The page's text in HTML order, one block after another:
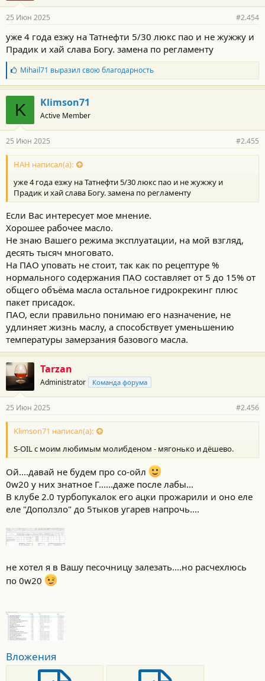
25 Июн 2025 #2.454
уже 4 года езжу на Татнефти 5/30 люкс пао и не жужжу и
Прадик и хай слава Богу. замена по регламенту
Б
л
а
г
о
д
а
н
о
с
и
:
Mihail71 выразил свою благодарность
K Klimson71
Active Member
25 Июн 2025 #2.455
НАН написал(а):
уже 4 года езжу на Татнефти 5/30 люкс пао и не жужжу и
Прадик и хай слава Богу. замена по регламенту
Если Вас интересует мое мнение.
Хорошее рабочее масло.
Не знаю Вашего режима эксплуатации, на мой взгляд,
десять тысяч многовато.
На ПАО уповать не стоит, так как по рецептуре %
нормального содержания ПАО составляет от 5 до 15% от
общего объёма масла остальное гидрокрекинг плюс
пакет присадок.
ПАО, если правильно понимаю его назначение, не
удлиняет жизнь маслу, а способствует уменьшению
температуры замерзания базового масла.
Tarzan
Administrator Команда форума
25 Июн 2025 #2.456
Klimson71 написал(а):
S-OIL с моим любимым молибденом - мягонько и дёшево.
Ой....давай не будем про со-ойл
0w20 у них знатное Г......даже после лабы...
В клубе 2.0 турбопукалок его ацки прожарили и оно еле
еле "Доползло" до 5тыков угарев напрочь....
не хотел я в Вашу песочницу залезать....но расчехлюсь
по 0w20
Вложения